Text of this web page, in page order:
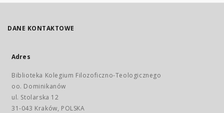
DANE KONTAKTOWE
Adres
Biblioteka Kolegium Filozoficzno-Teologicznego
oo. Dominikanów
ul. Stolarska 12
31-043 Kraków, POLSKA